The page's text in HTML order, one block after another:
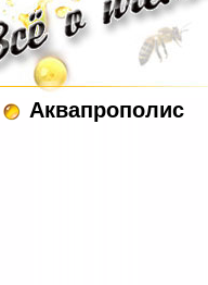
Аквапрополис